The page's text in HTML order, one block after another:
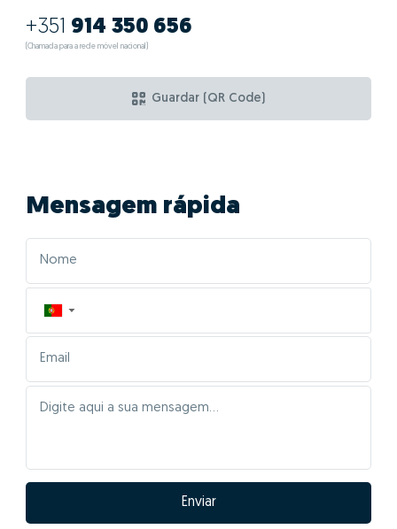
+351 914 350 656
(Chamada para a rede móvel nacional)
Guardar (QR Code)
Mensagem rápida
▼
Enviar